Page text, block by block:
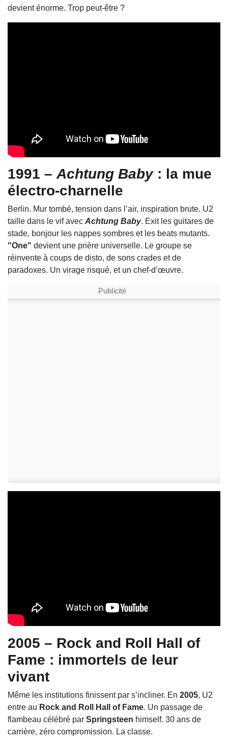
devient énorme. Trop peut-être ?
1991 –Achtung Baby: la mue
électro-charnelle
Berlin. Mur tombé, tension dans l’air, inspiration brute. U2
taille dans le vif avec Achtung Baby. Exit les guitares de
stade, bonjour les nappes sombres et les beats mutants.
"One" devient une prière universelle. Le groupe se
réinvente à coups de disto, de sons crades et de
paradoxes. Un virage risqué, et un chef-d’œuvre.
Publicité
2005 – Rock and Roll Hall of
Fame : immortels de leur
vivant
Même les institutions finissent par s’incliner. En 2005, U2
entre au Rock and Roll Hall of Fame. Un passage de
flambeau célébré par Springsteen himself. 30 ans de
carrière, zéro compromission. La classe.